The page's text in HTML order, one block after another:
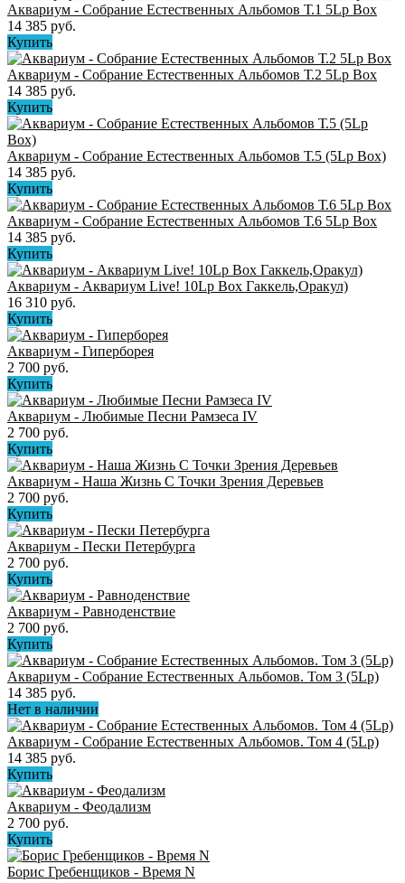
Аквариум - Собрание Естественных Альбомов Т.1 5Lp Box
14 385 руб.
Купить
Аквариум - Собрание Естественных Альбомов Т.2 5Lp Box
14 385 руб.
Купить
Аквариум - Собрание Естественных Альбомов Т.5 (5Lp Box)
14 385 руб.
Купить
Аквариум - Собрание Естественных Альбомов Т.6 5Lp Box
14 385 руб.
Купить
Аквариум - Аквариум Live! 10Lp Box Гаккель,Оракул)
16 310 руб.
Купить
Аквариум - Гиперборея
2 700 руб.
Купить
Аквариум - Любимые Песни Рамзеса IV
2 700 руб.
Купить
Аквариум - Наша Жизнь С Точки Зрения Деревьев
2 700 руб.
Купить
Аквариум - Пески Петербурга
2 700 руб.
Купить
Аквариум - Равноденствие
2 700 руб.
Купить
Аквариум - Собрание Естественных Альбомов. Том 3 (5Lp)
14 385 руб.
Нет в наличии
Аквариум - Собрание Естественных Альбомов. Том 4 (5Lp)
14 385 руб.
Купить
Аквариум - Феодализм
2 700 руб.
Купить
Борис Гребенщиков - Время N